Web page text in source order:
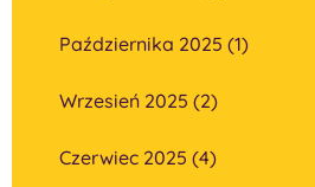
Października 2025 (1)
Wrzesień 2025 (2)
Czerwiec 2025 (4)